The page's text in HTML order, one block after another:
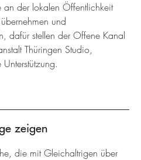
an der lokalen Öffentlichkeit
und
dafür stellen der Offene Kanal
Thüringen Studio,
zeigen
die mit Gleichaltrigen über